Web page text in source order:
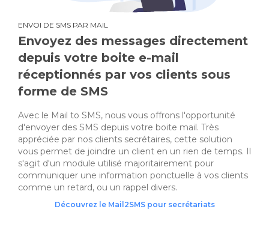
ENVOI DE SMS PAR MAIL
Envoyez des messages directement
depuis votre boite e-mail
réceptionnés par vos clients sous
forme de SMS
Avec le Mail to SMS, nous vous offrons l'opportunité
d'envoyer des SMS depuis votre boite mail. Très
appréciée par nos clients secrétaires, cette solution
vous permet de joindre un client en un rien de temps. Il
s'agit d'un module utilisé majoritairement pour
communiquer une information ponctuelle à vos clients
comme un retard, ou un rappel divers.
Découvrez le Mail2SMS pour secrétariats